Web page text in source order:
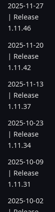
2025-11-27
| Release
1.11.46
2025-11-20
| Release
1.11.42
2025-11-13
| Release
1.11.37
2025-10-23
| Release
1.11.34
2025-10-09
| Release
1.11.31
2025-10-02